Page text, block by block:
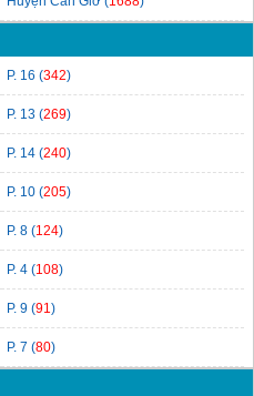
P. 16 (342)
P. 13 (269)
P. 14 (240)
P. 10 (205)
P. 8 (124)
P. 4 (108)
P. 9 (91)
P. 7 (80)